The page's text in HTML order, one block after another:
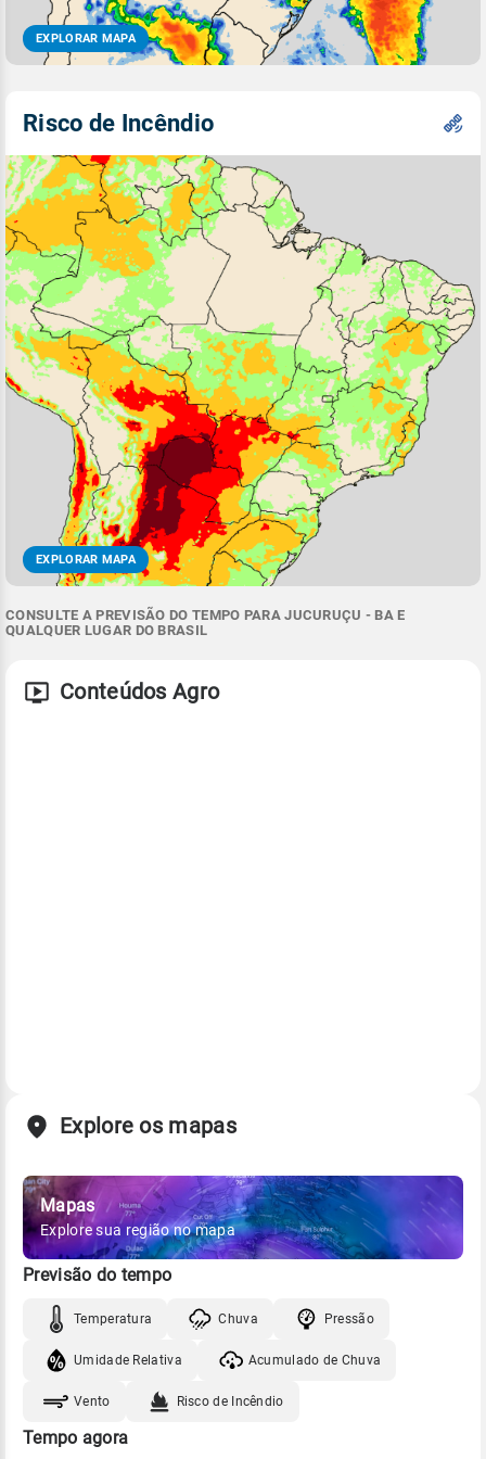
EXPLORAR MAPA
Risco de Incêndio
EXPLORAR MAPA
CONSULTE A PREVISÃO DO TEMPO PARA JUCURUÇU - BA E
QUALQUER LUGAR DO BRASIL
Conteúdos Agro
Explore os mapas
Mapas
Explore sua região no mapa
Previsão do tempo
Temperatura Chuva Pressão
Umidade Relativa Acumulado de Chuva
Vento Risco de Incêndio
Tempo agora